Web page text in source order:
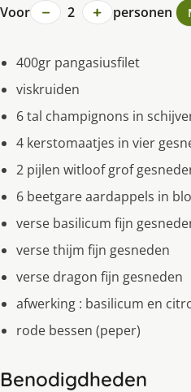
Voor − 2 + personen
400gr pangasiusfilet
viskruiden
6 tal champignons in
4 kerstomaatjes in vier
2 pijlen witloof grof
6 beetgare aardappels in
verse basilicum fijn
verse thijm fijn gesneden
verse dragon fijn gesneden
afwerking : basilicum en
rode bessen (peper)
Benodigdheden